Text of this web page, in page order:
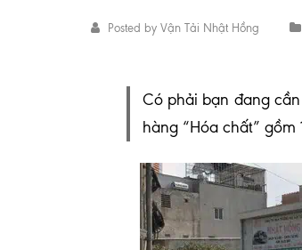
Posted by Vận Tải Nhật Hồng
Có phải bạn đang
hàng “Hóa chất”